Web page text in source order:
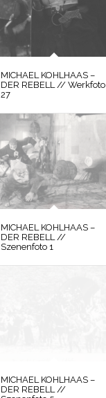
MICHAEL KOHLHAAS –
DER REBELL // Werkfoto
27
MICHAEL KOHLHAAS –
DER REBELL //
Szenenfoto 1
MICHAEL KOHLHAAS –
DER REBELL //